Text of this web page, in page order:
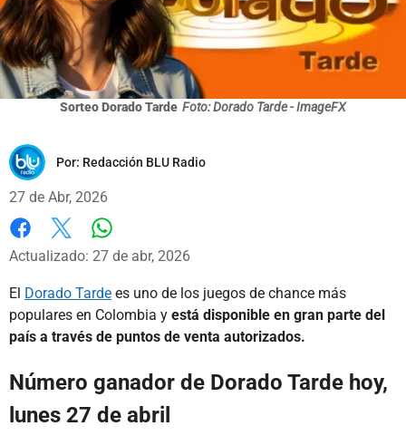
Sorteo Dorado Tarde Foto: Dorado Tarde - ImageFX
Por: Redacción BLU Radio
27 de Abr, 2026
Facebook
X
Actualizado: 27 de abr, 2026
El Dorado Tarde es uno de los juegos de chance más
populares en Colombia y está disponible en gran parte del
país a través de puntos de venta autorizados.
Número ganador de Dorado Tarde hoy,
lunes 27 de abril